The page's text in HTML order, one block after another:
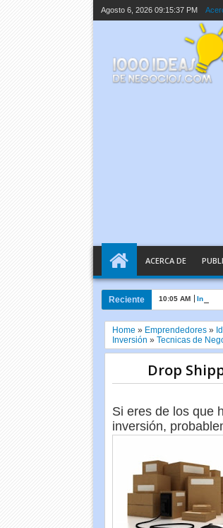
Agosto 6, 2026 09:15:38 PM
ACERCA DE
Reciente 10:05 AM
Home » Emprendedores»
Inversión » Tecnicas de
Drop
Si eres de los que
inversión,